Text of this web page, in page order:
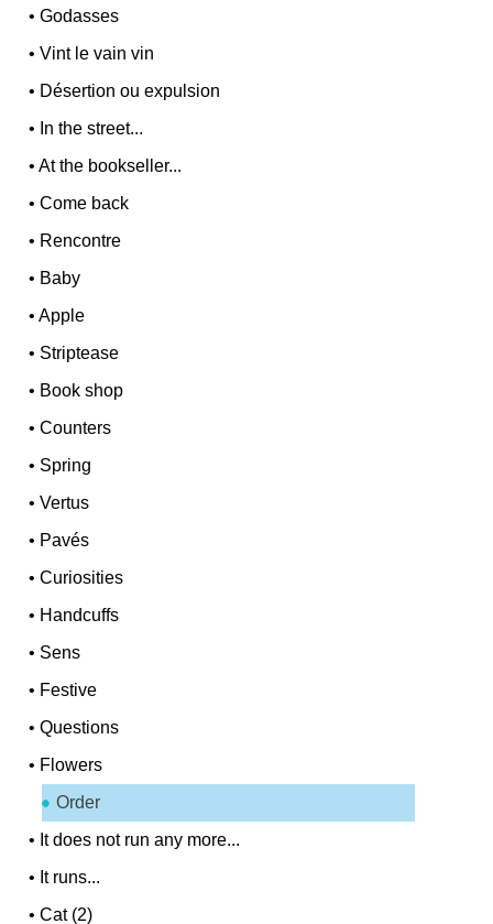
•Godasses
•Vint le vain vin
• Désertion ou expulsion
• In the street...
•At the bookseller...
•Come back
• Rencontre
• Baby
•Apple
• Striptease
• Book shop
•Counters
• Spring
•Vertus
• Pavés
•Curiosities
• Handcuffs
• Sens
• Festive
•Questions
• Flowers
Order
• It does not run any more...
• It runs...
•Cat (2)